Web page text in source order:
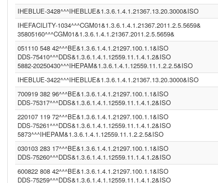
WBC (1.3.6.1.4.1.12559.11.1.4.1.2)
(1.2.840.114350.1.13.99998.8734)
PCP (1.101)
CGO3 (1.3.6.1.4.1.21367.2011.2.5.5611)
CGO6 (1.3.6.1.4.1.21367.2011.2.5.5659)
IHEFACILITY (1.3.6.1.4.1.21367.3000.1.6)
BE (1.3.6.1.4.1.21297.100.1.1)
FR (1.2.250.1.213.1.4.2)
(1.2.9.8.7)
NIST2010 (2.16.840.1.113883.3)
(2.16.840.1.113883.13.37)
ASIP-SANTE-INS-C (1.2.250.1.213.1.4.2)
BE (UNKNOWN)
DDS23 (1.3.6.1.4.1.12559.11.1.4.1.2)
PCP (2.16.840.1.113883.3.109.2.0.1.2.1.100)
(1.2.3.4.5)
IT (2.16.840.1.113883.2.9.4.3.2)
1.3.6.1.4.1.21367.2011.2.5.5659 (1.3.6.1.4.1.21367.2011.2.5.5659)
INF2 (1.3.6.1.4.1.21367.2005.13.20.1000)
CPAGE (1.2.250.1.211.10.200.2)
NIST2010-3 (2.16.840.1.113883.3.72.5.9.3)
(2.16.840.1.113883.4.1)
IHEBLUE-3428^^^IHEBLUE&1.3.6.1.4.1.21367.13.20.3000&ISO
IHEFACILITY-1034^^^CGM01&1.3.6.1.4.1.21367.2011.2.5.5659&
35805160^^^CGM01&1.3.6.1.4.1.21367.2011.2.5.5659&
051110 548 42^^^BE&1.3.6.1.4.1.21297.100.1.1&ISO
DDS-75410^^^DDS&1.3.6.1.4.1.12559.11.1.4.1.2&ISO
5882-20250430^^^IHEPAM&1.3.6.1.4.1.12559.11.1.2.2.5&ISO
IHEBLUE-3422^^^IHEBLUE&1.3.6.1.4.1.21367.13.20.3000&ISO
700919 382 96^^^BE&1.3.6.1.4.1.21297.100.1.1&ISO
DDS-75317^^^DDS&1.3.6.1.4.1.12559.11.1.4.1.2&ISO
220107 119 72^^^BE&1.3.6.1.4.1.21297.100.1.1&ISO
DDS-75261^^^DDS&1.3.6.1.4.1.12559.11.1.4.1.2&ISO
5873^^^IHEPAM&1.3.6.1.4.1.12559.11.1.2.2.5&ISO
030103 283 17^^^BE&1.3.6.1.4.1.21297.100.1.1&ISO
DDS-75260^^^DDS&1.3.6.1.4.1.12559.11.1.4.1.2&ISO
600822 808 42^^^BE&1.3.6.1.4.1.21297.100.1.1&ISO
DDS-75259^^^DDS&1.3.6.1.4.1.12559.11.1.4.1.2&ISO